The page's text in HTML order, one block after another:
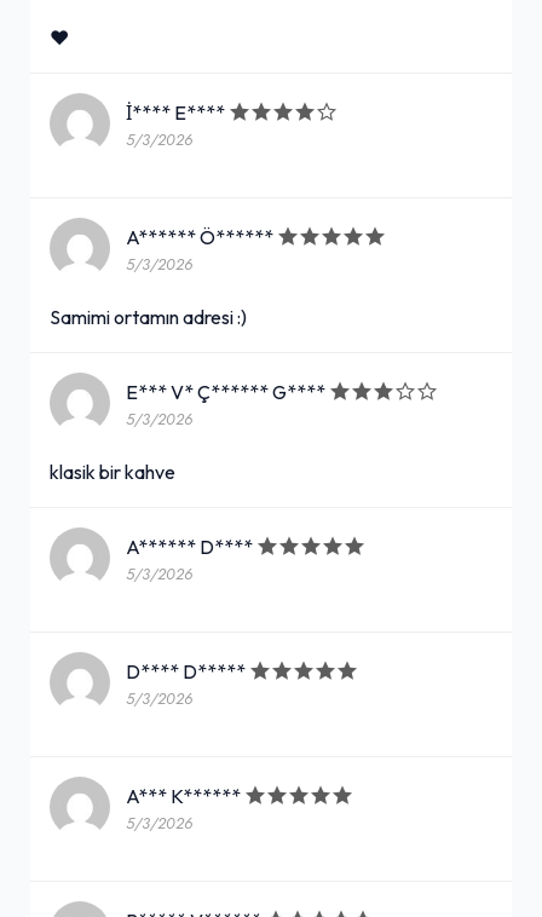
❤️
İ**** E****
5/3/2026
A****** Ö******
5/3/2026
Samimi ortamın adresi :)
E*** V* Ç****** G****
5/3/2026
klasik bir kahve
A****** D****
5/3/2026
D**** D*****
5/3/2026
A*** K******
5/3/2026